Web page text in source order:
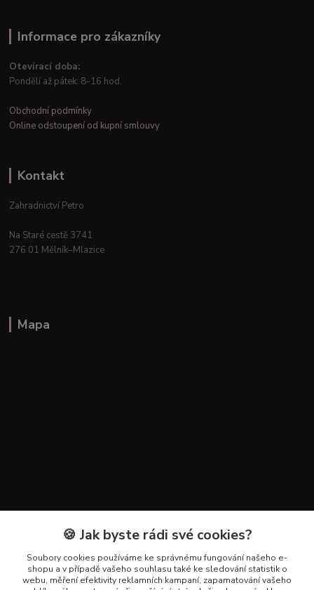
Informace pro zákazníky
Otevírací doba:
Pondělí až pátek: 8-16 hod.
Obchodní podmínky
Online odstoupení od kupní smlouvy
Kontakt
Zahradnictví Petro
Na Staré cestě 3741
276 01 Mělník–Mlazice
Mapa
Kontakty
+420 602 223 614
🍪 Jak byste rádi své cookies?
Soubory cookies používáme ke správnému fungování našeho e-
shopu a v případě vašeho souhlasu také ke sledování statistik o
webu, měření efektivity reklamních kampaní, zapamatování vašeho